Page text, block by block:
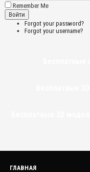
Remember Me
Forgot your password?
Forgot your username?
ГЛАВНАЯ